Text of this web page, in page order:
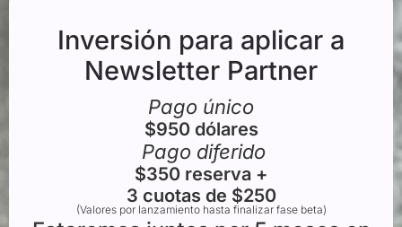
Inversión para aplicar a
Newsletter Partner
Pago único
$950 dólares
Pago diferido
$350 reserva +
3 cuotas de $250
(Valores por lanzamiento hasta finalizar fase beta)